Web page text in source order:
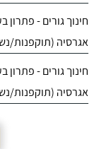
חינוך גורים - פתרון
אגרסיה (תוקפנות/
חינוך גורים - פתרון
אגרסיה (תוקפנות/